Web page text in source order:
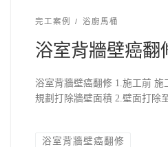
完工案例 浴廚馬桶
浴室背牆壁癌翻
浴室背牆壁癌翻修 1.施工前
規劃打除牆壁面積 2.壁面打除
浴室背牆壁癌翻修